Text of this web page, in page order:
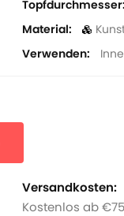
Topfdurchmesser
Material
Verwenden
Versandkosten:
Kostenlos ab